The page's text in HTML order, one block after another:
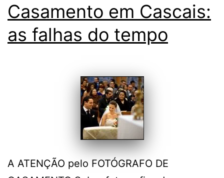
Casamento em Cascais:
as falhas do tempo
A ATENÇÃO pelo FOTÓGRAFO DE